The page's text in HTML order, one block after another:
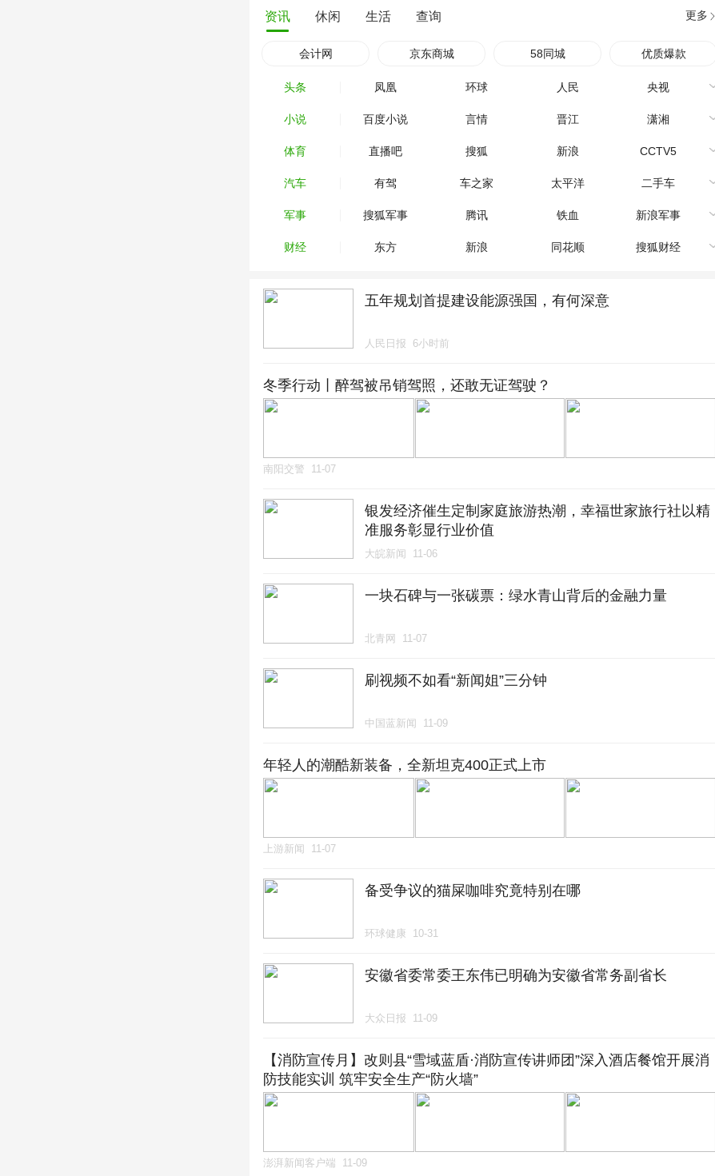
资讯 休闲 生活 查询 更多
会计网 京东商城 58同城 优质爆款
头条 凤凰 环球 人民 央视
小说 百度小说 言情 晋江 潇湘
体育 直播吧 搜狐 新浪 CCTV5
汽车 有驾 车之家 太平洋 二手车
军事 搜狐军事 腾讯 铁血 新浪军事
财经 东方 新浪 同花顺 搜狐财经
五年规划首提建设能源强国，有何深意
人民日报 6小时前
冬季行动丨醉驾被吊销驾照，还敢无证驾驶？
南阳交警 11-07
银发经济催生定制家庭旅游热潮，幸福世家旅行社以精
准服务彰显行业价值
大皖新闻 11-06
一块石碑与一张碳票：绿水青山背后的金融力量
北青网 11-07
刷视频不如看“新闻姐”三分钟
中国蓝新闻 11-09
年轻人的潮酷新装备，全新坦克400正式上市
上游新闻 11-07
备受争议的猫屎咖啡究竟特别在哪
环球健康 10-31
安徽省委常委王东伟已明确为安徽省常务副省长
大众日报 11-09
【消防宣传月】改则县“雪域蓝盾·消防宣传讲师团”深入酒店餐馆开展消
防技能实训 筑牢安全生产“防火墙”
澎湃新闻客户端 11-09